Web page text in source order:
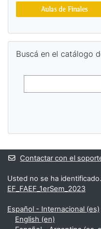
Buscá en el catálogo
Contactar con el
Usted no se ha
EF_FAEF_1erSem_2023
Español - Internacional ‎(es)‎
English ‎(en)‎